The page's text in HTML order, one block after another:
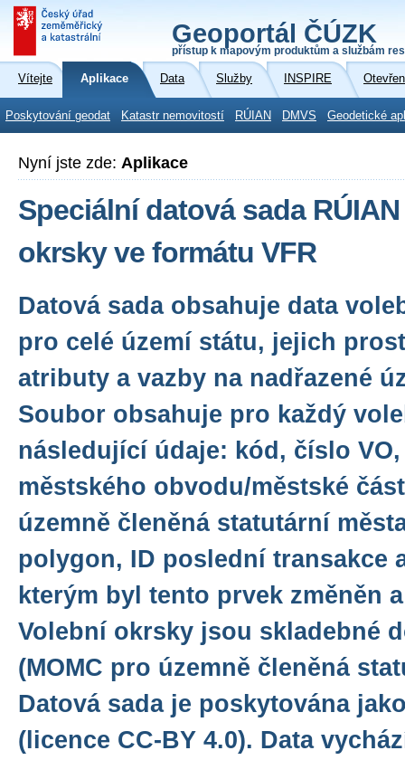
Geoportál ČÚZK
přístup k mapovým produktům a službám
Vítejte Aplikace Data Služby INSPIRE
Poskytování geodat Katastr nemovitostí RÚIAN DMVS Geodetické
Nyní jste zde: Aplikace
Speciální datová sada
okrsky ve formátu VFR
Datová sada obsahuje data
pro celé území státu, jejich
atributy a vazby na nadřazené
Soubor obsahuje pro každý
následující údaje: kód, číslo
městského obvodu/městské
územně členěná statutární
polygon, ID poslední transakce
kterým byl tento prvek změněn
Volební okrsky jsou skladebné
(MOMC pro územně členěná
Datová sada je poskytována
(licence CC-BY 4.0). Data